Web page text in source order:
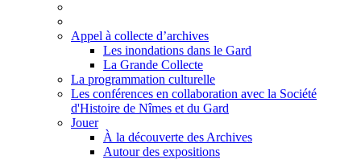
Appel à collecte d’archives
Les inondations dans le Gard
La Grande Collecte
La programmation culturelle
Les conférences en collaboration avec la Société
d'Histoire de Nîmes et du Gard
Jouer
À la découverte des Archives
Autour des expositions